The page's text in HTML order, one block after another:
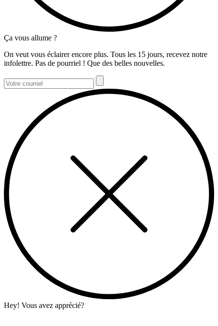
Ça vous allume ?
On veut vous éclairer encore plus. Tous les 15 jours, recevez notre
infolettre. Pas de pourriel ! Que des belles nouvelles.
Hey! Vous avez apprécié?